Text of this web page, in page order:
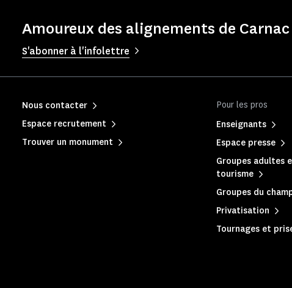
Amoureux des alignements de
S'abonner à l'infolettre
Pour les pros
Enseignants
Espace presse
Groupes adultes
tourisme
Groupes du
Privatisation
Tournages et
Nous contacter
Espace recrutement
Trouver un monument